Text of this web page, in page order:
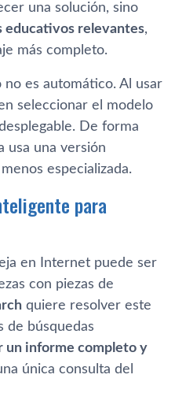
una solución, sino
educativos relevantes,
más completo.
no es automático. Al usar
seleccionar el modelo
De forma
usa una versión
especializada.
para
en Internet puede ser
con piezas de
quiere resolver este
de búsquedas
un informe completo y
única consulta del